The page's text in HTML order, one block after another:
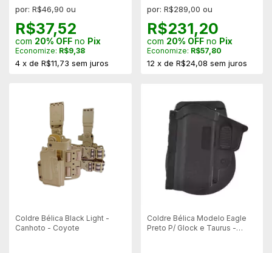
por: R$46,90 ou
R$37,52
com 20% OFF no Pix
Economize: R$9,38
4 x de R$11,73 sem juros
por: R$289,00 ou
R$231,20
com 20% OFFno Pix
Economize: R$57,80
12 x de R$24,08 sem juros
Coldre Bélica Black Light -
Canhoto - Coyote
Coldre Bélica Modelo Eagle
Preto P/ Glock e Taurus -